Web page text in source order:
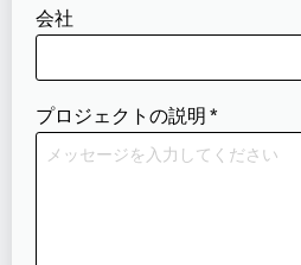
会社
プロジェクトの説明 *